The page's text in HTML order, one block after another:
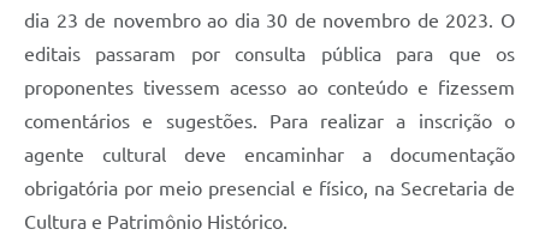
dia 23 de novembro ao dia 30 de novembro de 2023. O
editais passaram por consulta pública para que os
proponentes tivessem acesso ao conteúdo e fizessem
comentários e sugestões. Para realizar a inscrição o
agente cultural deve encaminhar a documentação
obrigatória por meio presencial e físico, na Secretaria de
Cultura e Patrimônio Histórico.